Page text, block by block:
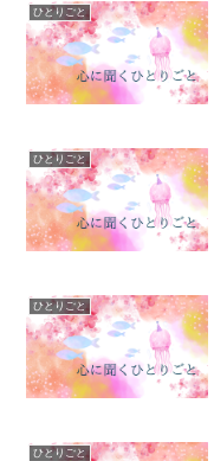
ひとりごと
ひとりごと
ひとりごと
ひとりごと